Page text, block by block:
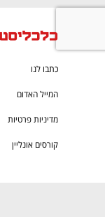
כתבו לנו
המייל האדום
מדיניות פרטיות
קורסים אונליין